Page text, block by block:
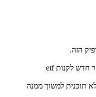
הזה.
1..עדיף לשים 20 אלף בחשבון מסחר חדש לקנות etf
תוכנית למשוך ממנה